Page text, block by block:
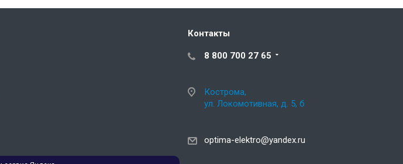
Контакты
8 800 700 27 65
Кострома,
ул. Локомотивная, д. 5, б
optima-elektro@yandex.ru